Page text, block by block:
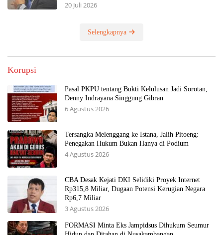
20 Juli 2026
Selengkapnya
Korupsi
Pasal PKPU tentang Bukti Kelulusan Jadi Sorotan,
Denny Indrayana Singgung Gibran
6 Agustus 2026
Tersangka Melenggang ke Istana, Jalih Pitoeng:
Penegakan Hukum Bukan Hanya di Podium
4 Agustus 2026
CBA Desak Kejati DKI Selidiki Proyek Internet
Rp315,8 Miliar, Dugaan Potensi Kerugian Negara
Rp6,7 Miliar
3 Agustus 2026
FORMASI Minta Eks Jampidsus Dihukum Seumur